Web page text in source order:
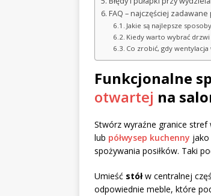
FAQ – najczęściej zadawane
Jakie są najlepsze
Kiedy warto wybrać
Co zrobić, gdy
Funkcjonalne
otwartej na
Stwórz wyraźne granice
lub półwysep kuchenny
spożywania posiłków. Taki
Umieść stółw centralnej
odpowiednie meble, które